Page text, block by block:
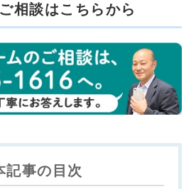
相談はこちらから
記事の目次